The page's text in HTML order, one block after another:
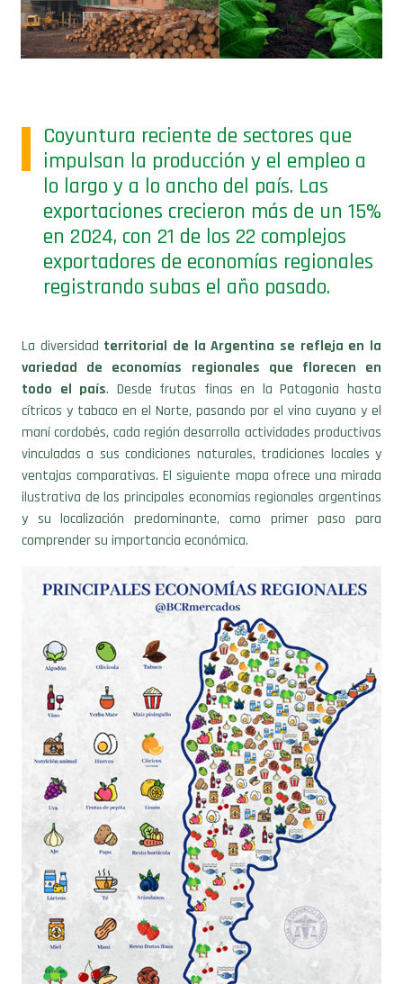
impulsan la producción y el empleo a
lo largo y a lo ancho del país. Las
exportaciones crecieron más de un 15%
en 2024, con 21 de los 22 complejos
exportadores de economías regionales
registrando subas el año pasado.
variedad de economías regionales que florecen en
todo el país . Desde frutas finas en la Patagonia hasta
cítricos y tabaco en el Norte, pasando por el vino cuyano y el
maní cordobés, cada región desarrolla actividades productivas
vinculadas a sus condiciones naturales, tradiciones locales y
ventajas comparativas. El siguiente mapa ofrece una mirada
ilustrativa de las principales economías regionales argentinas
y su localización predominante, como primer paso para
comprender su importancia económica.